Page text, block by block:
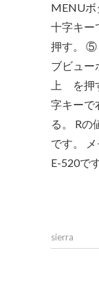
MENU
十字キ
押す。
ブビュ
上 を押
字キー
る。 R
です。
E-520で
sierra